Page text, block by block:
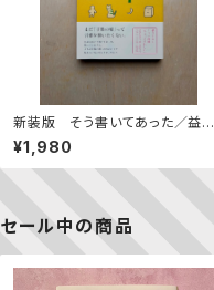
新装版 そう書いてあった／益田
ミリ
¥1,980
セール中の商品